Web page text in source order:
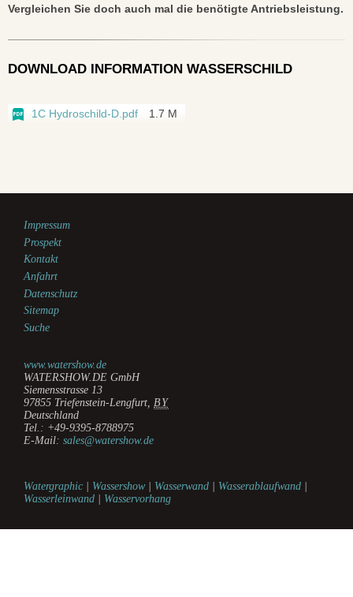
Vergleichen Sie doch auch mal die benötigte Antriebsleistung.
DOWNLOAD INFORMATION WASSERSCHILD
1C Hydroschild-D.pdf 1.7 M
Impressum
Prospekt
Kontakt
Anfahrt
Datenschutz
Sitemap
Suche
www.watershow.de
WATERSHOW.DE GmbH
Siemensstrasse 13
97855 Triefenstein-Lengfurt BY
Deutschland
Tel.: +49-9395-8788975
E-Mail: sales@watershow.de
Watergraphic | Wassershow| Wasserwand | Wasserablaufwand |
Wasserleinwand | Wasservorhang